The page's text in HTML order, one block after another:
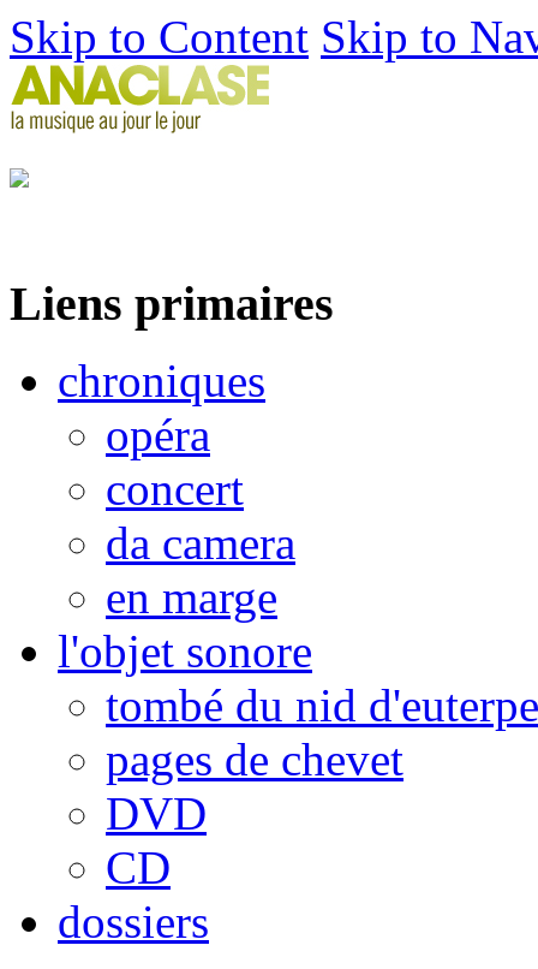
Skip to Content Skip to
Liens primaires
chroniques
opéra
concert
da camera
en marge
l'objet sonore
tombé du nid d'euterpe
pages de chevet
DVD
CD
dossiers